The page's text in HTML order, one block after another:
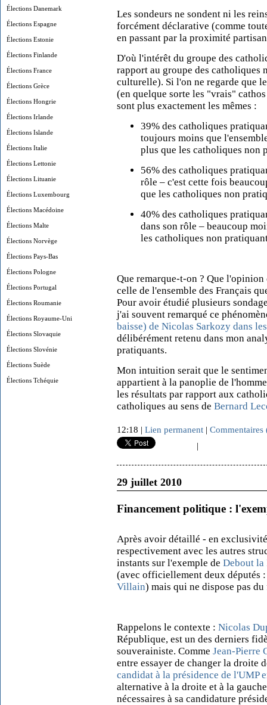
Élections Danemark
Élections Espagne
Élections Estonie
Élections Finlande
Élections France
Élections Grèce
Élections Hongrie
Élections Irlande
Élections Islande
Élections Italie
Élections Lettonie
Élections Lituanie
Élections Luxembourg
Élections Macédoine
Élections Malte
Élections Norvège
Élections Pays-Bas
Élections Pologne
Élections Portugal
Élections Roumanie
Élections Royaume-Uni
Élections Slovaquie
Élections Slovénie
Élections Suède
Élections Tchéquie
Les sondeurs ne sondent ni les
forcément déclarative (comme
en passant par la proximité
D'où l'intérêt du groupe des
rapport au groupe des catholiques
culturelle). Si l'on ne regarde que
(en quelque sorte les "vrais"
sont plus exactement les mêmes :
39% des catholiques
toujours moins que
plus que les catholiques non
56% des catholiques
rôle – c'est cette fois
que les catholiques non
40% des catholiques
dans son rôle – beaucoup
les catholiques non
Que remarque-t-on ? Que
celle de l'ensemble des Français
Pour avoir étudié plusieurs
j'ai souvent remarqué ce
baisse) de Nicolas Sarkozy dans
délibérément retenu dans mon
pratiquants.
Mon intuition serait que le
appartient à la panoplie de
les résultats par rapport aux
catholiques au sens de Bernard
12:18 | Lien permanent | Commentaires
|
29 juillet 2010
Financement politique :
Après avoir détaillé - en
respectivement avec les autres
instants sur l'exemple de Debout la
(avec officiellement deux députés
Villain) mais qui ne dispose pas
Rappelons le contexte : Nicolas
République, est un des derniers
souverainiste. Comme Jean-Pierre
entre essayer de changer la droite
candidat à la présidence de l'UMP
alternative à la droite et à la
nécessaires à sa candidature